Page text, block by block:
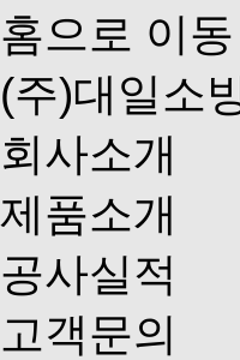
홈으로 이동
(주)대일소
회사소개
제품소개
공사실적
고객문의